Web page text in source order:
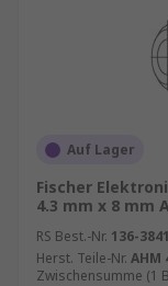
Auf Lager
Fischer
4.3 mm x 8 mm
RS Best.-Nr. 136-3841
Herst. Teile-Nr. AHM
Zwischensumme (1